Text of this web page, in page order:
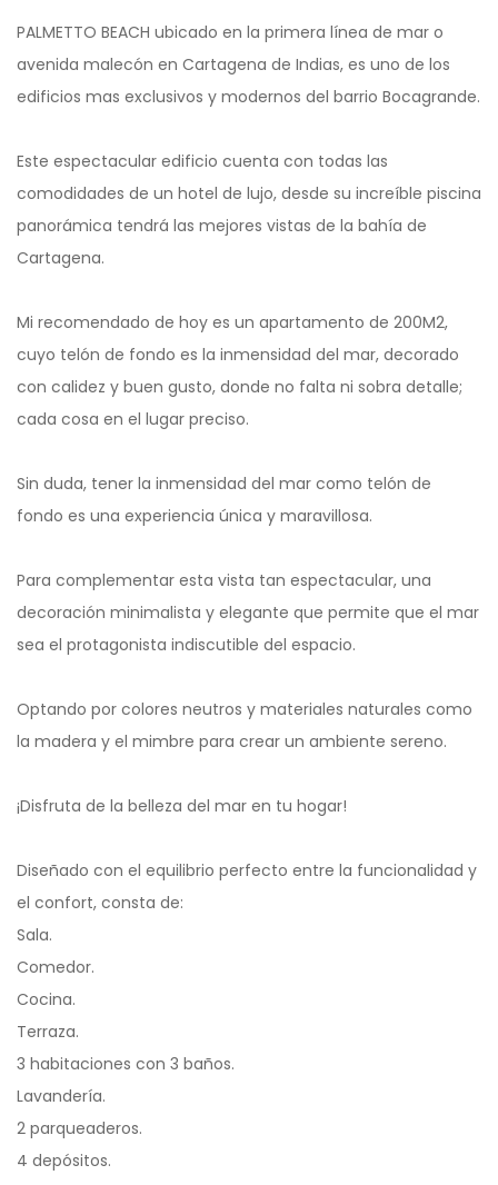
PALMETTO BEACH ubicado en la primera línea de mar o
avenida malecón en Cartagena de Indias, es uno de los
edificios mas exclusivos y modernos del barrio Bocagrande.
Este espectacular edificio cuenta con todas las
comodidades de un hotel de lujo, desde su increíble piscina
panorámica tendrá las mejores vistas de la bahía de
Cartagena.
Mi recomendado de hoy es un apartamento de 200M2,
cuyo telón de fondo es la inmensidad del mar, decorado
con calidez y buen gusto, donde no falta ni sobra detalle;
cada cosa en el lugar preciso.
Sin duda, tener la inmensidad del mar como telón de
fondo es una experiencia única y maravillosa.
Para complementar esta vista tan espectacular, una
decoración minimalista y elegante que permite que el mar
sea el protagonista indiscutible del espacio.
Optando por colores neutros y materiales naturales como
la madera y el mimbre para crear un ambiente sereno.
¡Disfruta de la belleza del mar en tu hogar!
Diseñado con el equilibrio perfecto entre la funcionalidad y
el confort, consta de:
Sala.
Comedor.
Cocina.
Terraza.
3 habitaciones con 3 baños.
Lavandería.
2 parqueaderos.
4 depósitos.